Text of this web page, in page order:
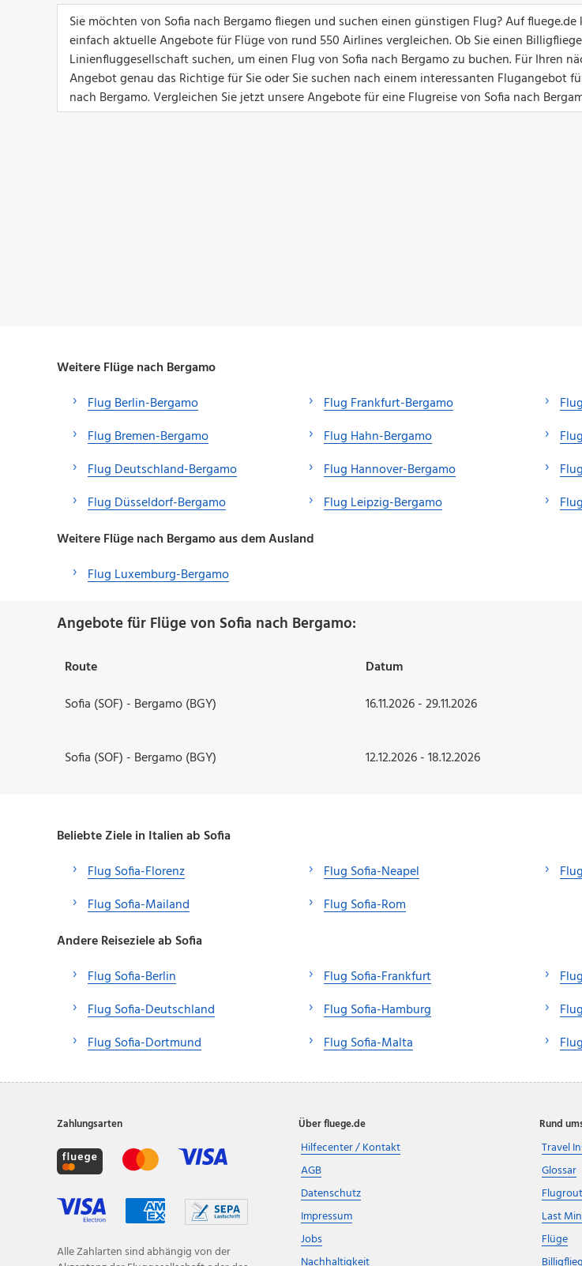
Sie möchten von Sofia nach Bergamo fliegen und suchen einen günstigen Flug? Auf
einfach aktuelle Angebote für Flüge von rund 550 Airlines vergleichen. Ob Sie einen
Linienfluggesellschaft suchen, um einen Flug von Sofia nach Bergamo zu buchen. Für Ihren
Angebot genau das Richtige für Sie oder Sie suchen nach einem interessanten Flugangebot
nach Bergamo. Vergleichen Sie jetzt unsere Angebote für eine Flugreise von Sofia nach
Weitere Flüge nach Bergamo
Flug Berlin-Bergamo
Flug Bremen-Bergamo
Flug Deutschland-Bergamo
Flug Düsseldorf-Bergamo
Flug Frankfurt-Bergamo
Flug Hahn-Bergamo
Flug Hannover-Bergamo
Flug Leipzig-Bergamo
Weitere Flüge nach Bergamo aus dem Ausland
Flug Luxemburg-Bergamo
Angebote für Flüge von Sofia nach Bergamo:
Route Datum
Sofia (SOF) - Bergamo (BGY)
16.11.2026 - 29.11.2026
Sofia (SOF) - Bergamo (BGY) 12.12.2026 - 18.12.2026
Beliebte Ziele in Italien ab Sofia
Flug Sofia-Florenz
Flug Sofia-Mailand
Flug Sofia-Neapel
Flug Sofia-Rom
Andere Reiseziele ab Sofia
Flug Sofia-Berlin
Flug Sofia-Deutschland
Flug Sofia-Dortmund
Flug Sofia-Frankfurt
Flug Sofia-Hamburg
Flug Sofia-Malta